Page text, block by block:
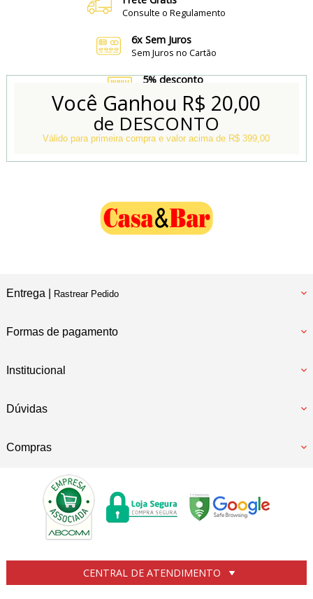
Consulte o Regulamento
6x Sem Juros
Sem Juros no Cartão
5% desconto
no Boleto e Pix
Conheça também
Nossa Loja Física
Você Ganhou R$ 20,00
de DESCONTO
Válido para primeira compra e valor acima de R$ 399,00
Entrega | Rastrear Pedido
Formas de pagamento
Institucional
Dúvidas
Compras
CENTRAL DE ATENDIMENTO